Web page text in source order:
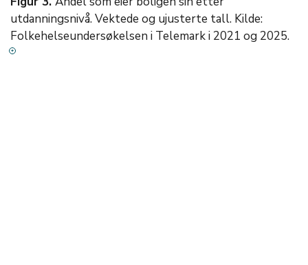
utdanningsnivå. Vektede og ujusterte tall. Kilde:
Folkehelseundersøkelsen i Telemark i 2021 og 2025.